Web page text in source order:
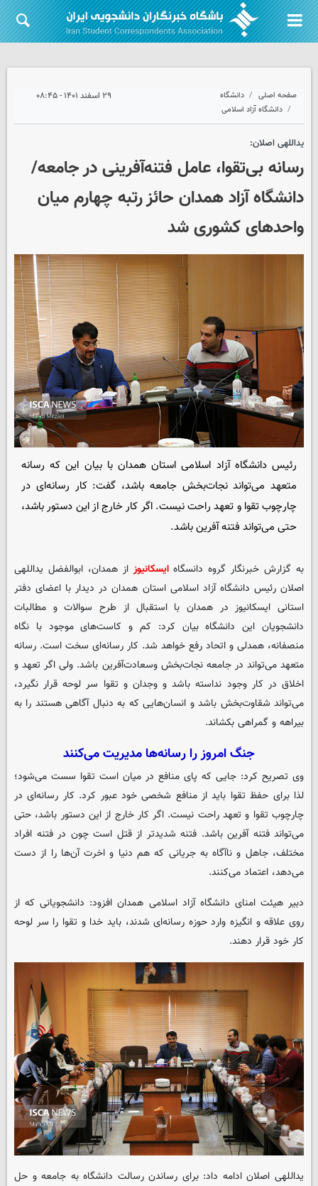
صفحه اصلی
دانشگاه
دانشگاه آزاد اسلامی
۲۹ اسفند ۱۴۰۱ - ۰۸:۴۵
یداللهی اصلان:
رسانه بی‌تقوا، عامل فتنه‌آفرینی در جامعه/
دانشگاه آزاد همدان حائز رتبه چهارم میان
واحدهای کشوری شد
رئیس دانشگاه آزاد اسلامی استان همدان با بیان این که رسانه
متعهد می‌تواند نجات‌بخش جامعه باشد، گفت: کار رسانه‌ای در
چارچوب تقوا و تعهد راحت نیست. اگر کار خارج از این دستور باشد،
حتی می‌تواند فتنه آفرین باشد.
به گزارش خبرنگار گروه دانسگاهایسکانیوزاز همدان، ابوالفضل یداللهی
اصلان رئیس دانشگاه آزاد اسلامی استان همدان در دیدار با اعضای دفتر
استانی ایسکانیوز در همدان با استقبال از طرح سوالات و مطالبات
دانشجویان این دانشگاه بیان کرد: کم و کاست‌های موجود با نگاه
منصفانه، همدلی و اتحاد رفع خواهد شد. کار رسانه‌ای سخت است. رسانه
متعهد می‌تواند در جامعه نجات‌بخش وسعادت‌آفرین باشد. ولی اگر تعهد و
اخلاق در کار وجود نداسته باشد و وجدان و تقوا سر لوحه قرار نگیرد،
می‌تواند شقاوت‌بخش باشد و انسان‌هایی که به دنبال آگاهی هستند را به
بیراهه و گمراهی بکشاند.
جنگ امروز را رسانه‌ها مدیریت می‌کنند
وی تصریح کرد: جایی که پای منافع در میان است تقوا سست می‌شود؛
لذا برای حفظ تقوا باید از منافع شخصی خود عبور کرد. کار رسانه‌ای در
چارچوب تقوا و تعهد راحت نیست. اگر کار خارج از این دستور باشد، حتی
می‌تواند فتنه آفرین باشد. فتنه شدیدتر از قتل است چون در فتنه افراد
مختلف، جاهل و ناآگاه به جریانی که هم دنیا و اخرت آن‌ها را از دست
می‌دهد، اعتماد می‌کنند.
دبیر هیئت امنای دانشگاه آزاد اسلامی همدان افزود: دانشجویانی که از
روی علاقه و انگیزه وارد حوزه رسانه‌ای شدند، باید خدا و تقوا را سر لوحه
کار خود قرار دهند.
یداللهی اصلان ادامه داد: برای رساندن رسالت دانشگاه به جامعه و حل